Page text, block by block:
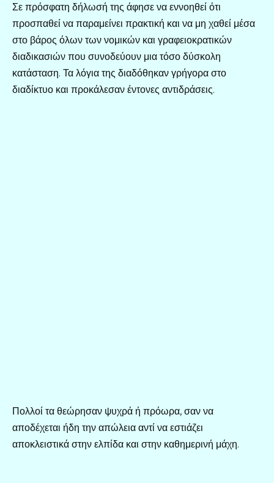
Σε πρόσφατη δήλωσή της άφησε να εννοηθεί ότι
προσπαθεί να παραμείνει πρακτική και να μη χαθεί μέσα
στο βάρος όλων των νομικών και γραφειοκρατικών
διαδικασιών που συνοδεύουν μια τόσο δύσκολη
κατάσταση. Τα λόγια της διαδόθηκαν γρήγορα στο
διαδίκτυο και προκάλεσαν έντονες αντιδράσεις.
Πολλοί τα θεώρησαν ψυχρά ή πρόωρα, σαν να
αποδέχεται ήδη την απώλεια αντί να εστιάζει
αποκλειστικά στην ελπίδα και στην καθημερινή μάχη.